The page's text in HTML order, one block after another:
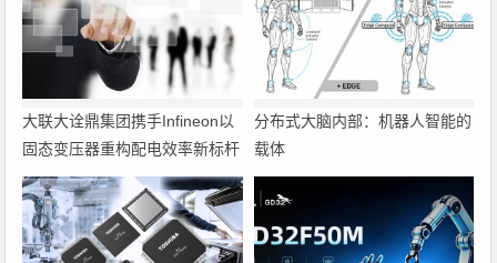
大联大诠鼎集团携手Infineon以
固态变压器重构配电效率新标杆
分布式大脑内部：机器人智能的
载体